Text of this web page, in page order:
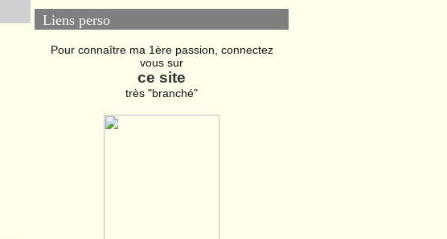
Liens perso
Pour connaître ma 1ère passion, connectez
vous sur
ce site
très "branché"